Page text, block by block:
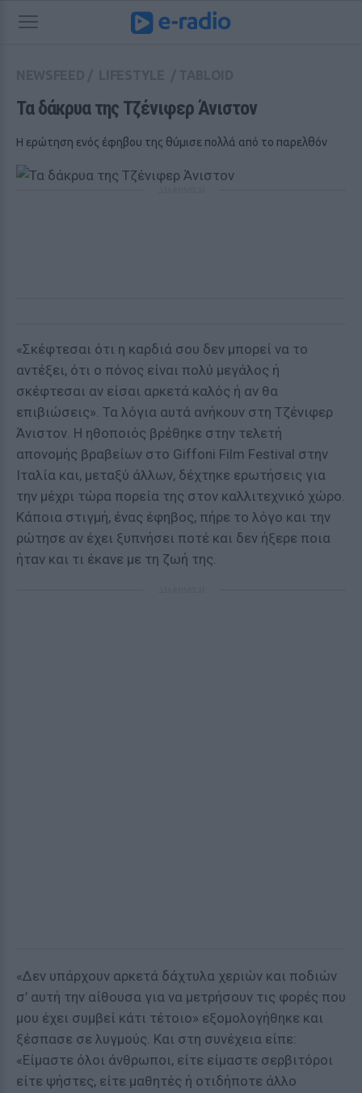
Τα δάκρυα της Τζένιφερ Άνιστον
Η ερώτηση ενός έφηβου της θύμισε πολλά από το παρελθόν
«Σκέφτεσαι ότι η καρδιά σου δεν μπορεί να το
αντέξει, ότι ο πόνος είναι πολύ μεγάλος ή
σκέφτεσαι αν είσαι αρκετά καλός ή αν θα
επιβιώσεις». Τα λόγια αυτά ανήκουν στη Τζένιφερ
Άνιστον. Η ηθοποιός βρέθηκε στην τελετή
απονομής βραβείων στο Giffoni Film Festival στην
Ιταλία και, μεταξύ άλλων, δέχτηκε ερωτήσεις για
την μέχρι τώρα πορεία της στον καλλιτεχνικό χώρο.
Κάποια στιγμή, ένας έφηβος, πήρε το λόγο και την
ρώτησε αν έχει ξυπνήσει ποτέ και δεν ήξερε ποια
ήταν και τι έκανε με τη ζωή της.
«Δεν υπάρχουν αρκετά δάχτυλα χεριών και ποδιών
σ’ αυτή την αίθουσα για να μετρήσουν τις φορές που
μου έχει συμβεί κάτι τέτοιο» εξομολογήθηκε και
ξέσπασε σε λυγμούς. Και στη συνέχεια είπε:
«Είμαστε όλοι άνθρωποι, είτε είμαστε σερβιτόροι
είτε ψήστες, είτε μαθητές ή οτιδήποτε άλλο